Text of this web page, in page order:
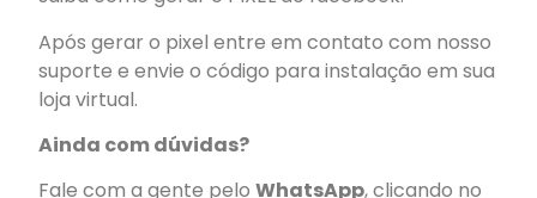
Após gerar o pixel entre em contato com nosso
suporte e envie o código para instalação em sua
loja virtual.
Ainda com dúvidas?
Fale com a gente pelo WhatsApp, clicando no